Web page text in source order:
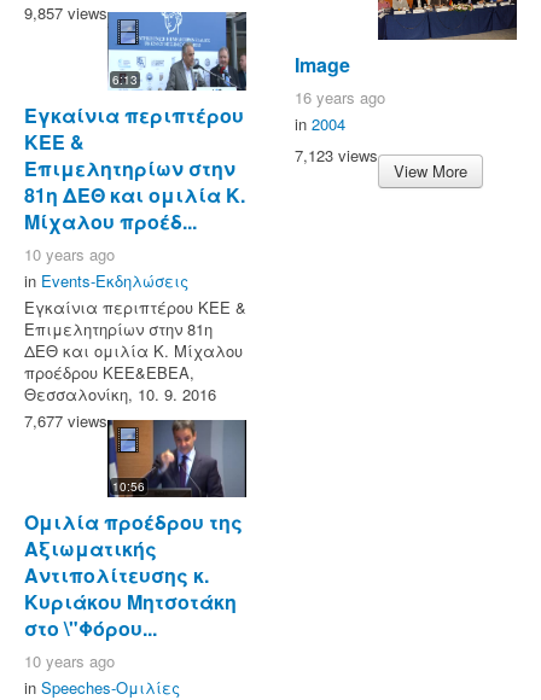
9,857 views
6:13
Εγκαίνια περιπτέρου
ΚΕΕ &
Επιμελητηρίων στην
81η ΔΕΘ και ομιλία Κ.
Μίχαλου προέδ...
10 years ago
in Events-Εκδηλώσεις
Εγκαίνια περιπτέρου ΚΕΕ &
Επιμελητηρίων στην 81η
ΔΕΘ και ομιλία Κ. Μίχαλου
προέδρου ΚΕΕ&ΕΒΕΑ,
Θεσσαλονίκη, 10. 9. 2016
7,677 views
10:56
Ομιλία προέδρου της
Αξιωματικής
Αντιπολίτευσης κ.
Κυριάκου Μητσοτάκη
στο \"Φόρου...
10 years ago
in Speeches-Ομιλίες
Image
16 years ago
in 2004
7,123 views
View More